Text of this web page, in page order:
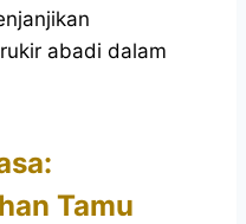
abadi dalam
Tamu